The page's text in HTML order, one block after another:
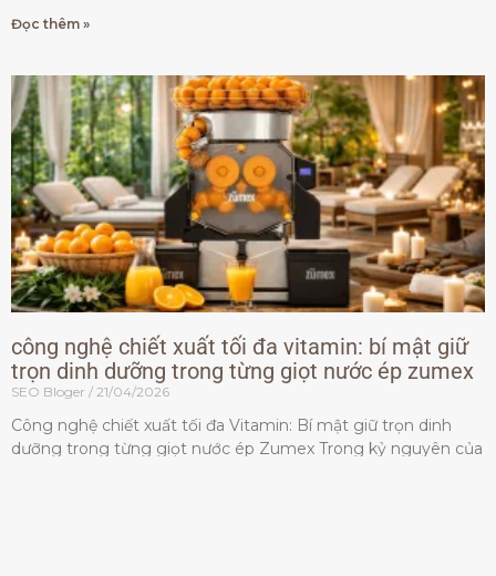
Đọc thêm »
công nghệ chiết xuất tối đa vitamin: bí mật giữ
trọn dinh dưỡng trong từng giọt nước ép zumex
SEO Bloger 21/04/2026
Công nghệ chiết xuất tối đa Vitamin: Bí mật giữ trọn dinh
dưỡng trong từng giọt nước ép Zumex Trong kỷ nguyên của